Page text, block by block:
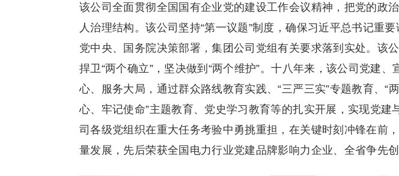
该公司全面贯彻全国国有企业党的建设工作会议精神，把党的政
人治理结构。该公司坚持“第一议题”制度，确保习近平总书记重
党中央、国务院决策部署，集团公司党组有关要求落到实处。该
捍卫“两个确立”，坚决做到“两个维护”。十八年来，该公司党建
心、服务大局，通过群众路线教育实践、“三严三实”专题教育、“
心、牢记使命”主题教育、党史学习教育等的扎实开展，实现党建
司各级党组织在重大任务考验中勇挑重担，在关键时刻冲锋在前
量发展，先后荣获全国电力行业党建品牌影响力企业、全省争先